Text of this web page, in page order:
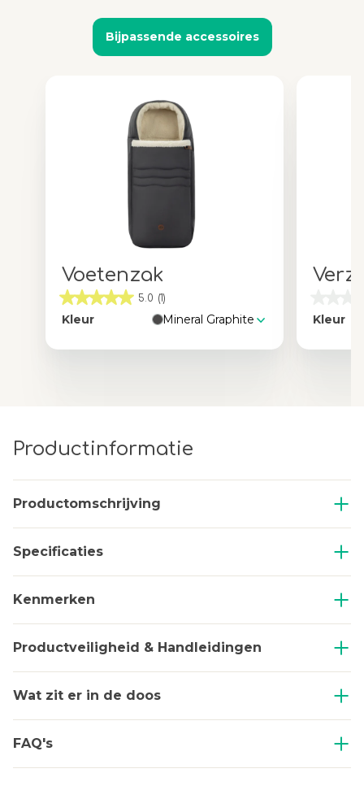
Productinformatie
Productomschrijving
Specificaties
Kenmerken
Productveiligheid & Handleidingen
Wat zit er in de doos
FAQ's
Bijpassende accessoires
Voetenzak
5.0 (1)
Kleur Mineral Graphite Kleur